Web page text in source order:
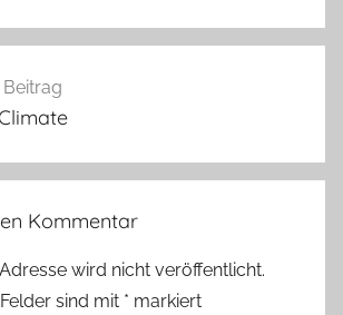
Kommentar
wird nicht veröffentlicht.
sind mit * markiert